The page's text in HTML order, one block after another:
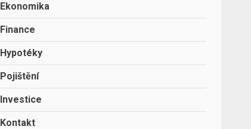
Ekonomika
Finance
Hypotéky
Pojištění
Investice
Kontakt